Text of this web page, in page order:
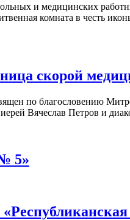
и медицинских
комната в честь
скорой
по благословению
Вячеслав Петров и
5»